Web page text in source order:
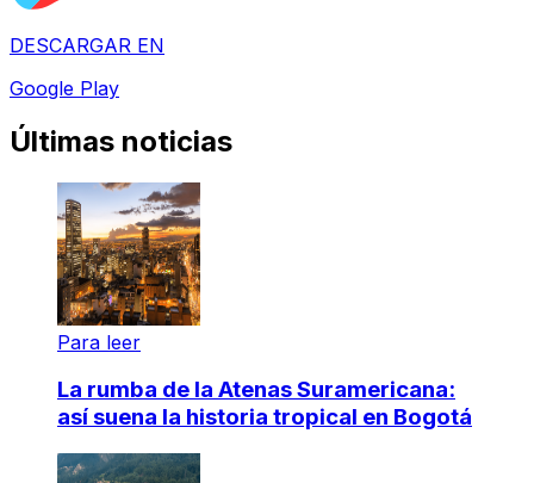
DESCARGAR EN
Google Play
Últimas noticias
Para leer
La rumba de la Atenas Suramericana:
así suena la historia tropical en Bogotá